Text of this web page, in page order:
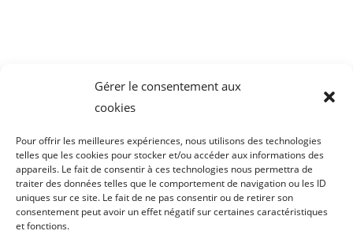
Gérer le consentement aux
cookies
Pour offrir les meilleures expériences, nous utilisons des technologies
telles que les cookies pour stocker et/ou accéder aux informations des
appareils. Le fait de consentir à ces technologies nous permettra de
traiter des données telles que le comportement de navigation ou les ID
uniques sur ce site. Le fait de ne pas consentir ou de retirer son
consentement peut avoir un effet négatif sur certaines caractéristiques
et fonctions.
COORDONNÉES
20 rue Pierre Curie - 42300 ROANNE
04 77 71 52 05
contact@gaydondavid.fr